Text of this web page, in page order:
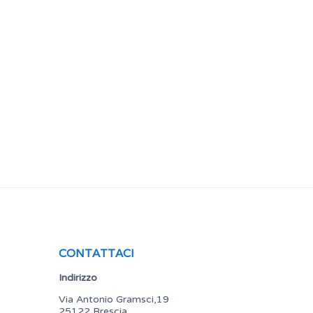
CONTATTACI
Indirizzo
Via Antonio Gramsci,19